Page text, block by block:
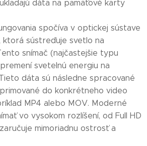
dáta na pamäťové karty
spočíva v optickej sústave
ktorá sústreďuje svetlo na
snímač (najčastejšie typu
svetelnú energiu na
dáta sú následne spracované
do konkrétneho video
MP4 alebo MOV. Moderné
vo vysokom rozlíšení, od Full HD
mimoriadnu ostrosť a